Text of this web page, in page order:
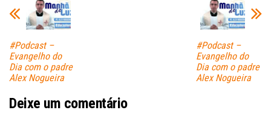
#Podcast –
Evangelho do
Dia com o padre
Alex Nogueira
#Podcast –
Evangelho do
Dia com o padre
Alex Nogueira
Deixe um comentário